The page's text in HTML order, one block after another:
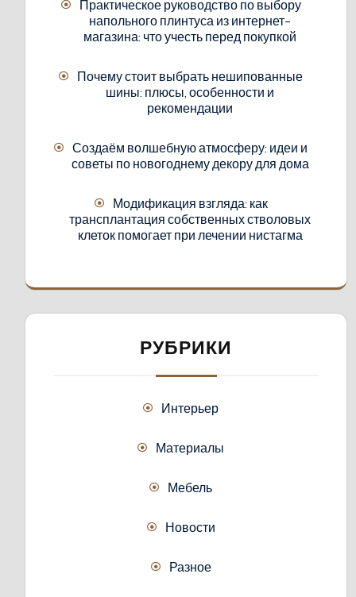
Практическое руководство по выбору
напольного плинтуса из интернет-
магазина: что учесть перед покупкой
Почему стоит выбрать нешипованные
шины: плюсы, особенности и
рекомендации
Создаём волшебную атмосферу: идеи и
советы по новогоднему декору для дома
Модификация взгляда: как
трансплантация собственных стволовых
клеток помогает при лечении нистагма
РУБРИКИ
Интерьер
Материалы
Мебель
Новости
Разное